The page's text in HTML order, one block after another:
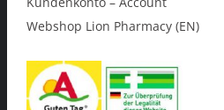
Webshop Lion Pharmacy (EN)